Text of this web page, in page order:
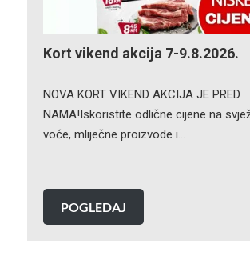
Kort vikend akcija 7-9.8.2026.
NOVA KORT VIKEND AKCIJA JE PRED
NAMA!Iskoristite odlične cijene na
voće, mliječne proizvode i…
POGLEDAJ